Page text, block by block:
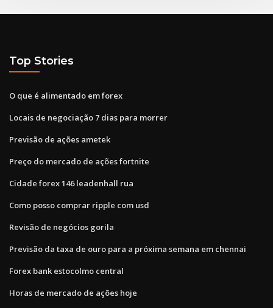
Top Stories
O que é alimentado em forex
Locais de negociação 7 dias para morrer
Previsão de ações ametek
Preço do mercado de ações fortnite
Cidade forex 146 leadenhall rua
Como posso comprar ripple com usd
Revisão de negócios gorila
Previsão da taxa de ouro para a próxima semana em chennai
Forex bank estocolmo central
Horas de mercado de ações hoje